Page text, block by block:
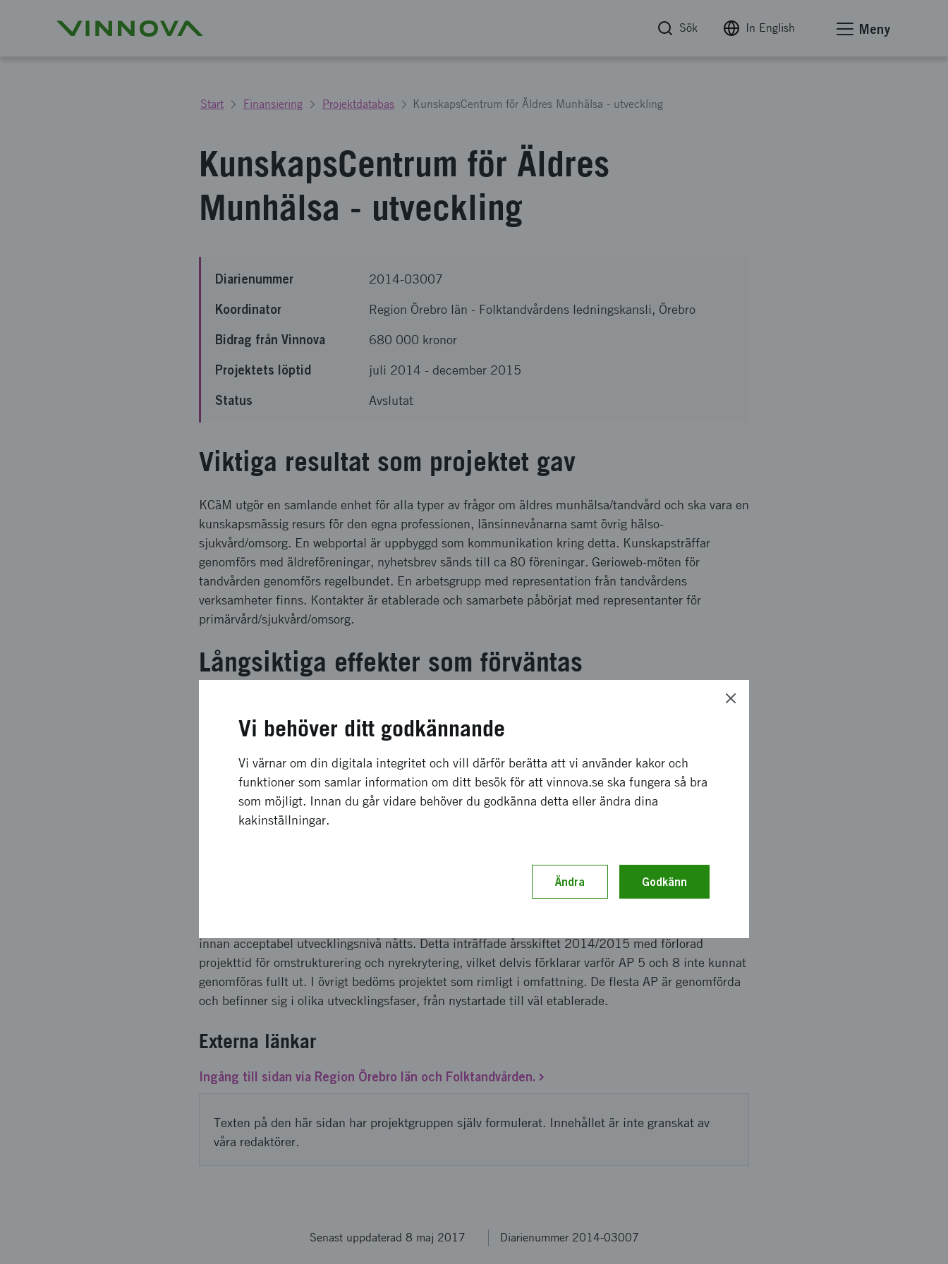
Sök In English Meny
Start Finansiering Projektdatabas KunskapsCentrum för Äldres Munhälsa - utveckling
KunskapsCentrum för Äldres
Munhälsa - utveckling
Diarienummer 2014-03007
Koordinator Region Örebro län - Folktandvårdens ledningskansli, Örebro
Bidrag från Vinnova 680 000 kronor
Projektets löptid juli 2014 - december 2015
Status Avslutat
Viktiga resultat som projektet gav
KCäM utgör en samlande enhet för alla typer av frågor om äldres munhälsa/tandvård och ska vara en
kunskapsmässig resurs för den egna professionen, länsinnevånarna samt övrig hälso-
sjukvård/omsorg. En webportal är uppbyggd som kommunikation kring detta. Kunskapsträffar
genomförs med äldreföreningar, nyhetsbrev sänds till ca 80 föreningar. Gerioweb-möten för
tandvården genomförs regelbundet. En arbetsgrupp med representation från tandvårdens
verksamheter finns. Kontakter är etablerade och samarbete påbörjat med representanter för
primärvård/sjukvård/omsorg.
Långsiktiga effekter som förväntas
besöksmätningar är utförda AP 2 Ca 40 pensionärsgrupper har besökts, nyhetsbrev är sänts till 80
föreningar. Inom tandvården finns äldresamordnare utsedda AP 3 Regelbundna Gerioweb-möten
hålls. AP 4 En arbetsgrupp med representanter från tandvårdens alla delar finns AP 5 Kontakter
med primärvård, specialistvård och äldreomsorg finns uppstartat. Kollektiva fluorsköljningar på
äldreboenden planeras AP 6 Relevanta grupperingar är kartlagda AP7 Kaizen är implementerat AP
8 Ej genomförd, se bilaga
innan acceptabel utvecklingsnivå nåtts. Detta inträffade årsskiftet 2014/2015 med förlorad
projekttid för omstrukturering och nyrekrytering, vilket delvis förklarar varför AP 5 och 8 inte kunnat
genomföras fullt ut. I övrigt bedöms projektet som rimligt i omfattning. De flesta AP är genomförda
och befinner sig i olika utvecklingsfaser, från nystartade till väl etablerade.
Externa länkar
Ingång till sidan via Region Örebro län och Folktandvården.
Texten på den här sidan har projektgruppen själv formulerat. Innehållet är inte granskat av
våra redaktörer.
Senast uppdaterad 8 maj 2017 Diarienummer 2014-03007
Vi behöver ditt godkännande
Vi värnar om din digitala integritet och vill därför berätta att vi använder kakor och
funktioner som samlar information om ditt besök för att vinnova.se ska fungera så bra
som möjligt. Innan du går vidare behöver du godkänna detta eller ändra dina
kakinställningar.
Ändra Godkänn